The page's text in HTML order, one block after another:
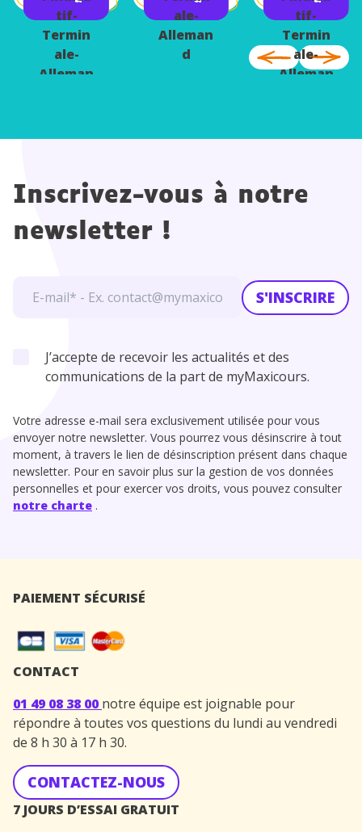
tif-
Termin
ale-
Alleman
d
ale-
Alleman
d
d
tif-
Termin
ale-
Alleman
Inscrivez-vous à notre
newsletter !
S'INSCRIRE
J’accepte de recevoir les actualités et des
communications de la part de myMaxicours.
Votre adresse e-mail sera exclusivement utilisée pour vous
envoyer notre newsletter. Vous pourrez vous désinscrire à tout
moment, à travers le lien de désinscription présent dans chaque
newsletter. Pour en savoir plus sur la gestion de vos données
personnelles et pour exercer vos droits, vous pouvez consulter
notre charte .
PAIEMENT SÉCURISÉ
CONTACT
01 49 08 38 00 notre équipe est joignable pour
répondre à toutes vos questions du lundi au vendredi
de 8 h 30 à 17 h 30.
CONTACTEZ-NOUS
7 JOURS D’ESSAI GRATUIT